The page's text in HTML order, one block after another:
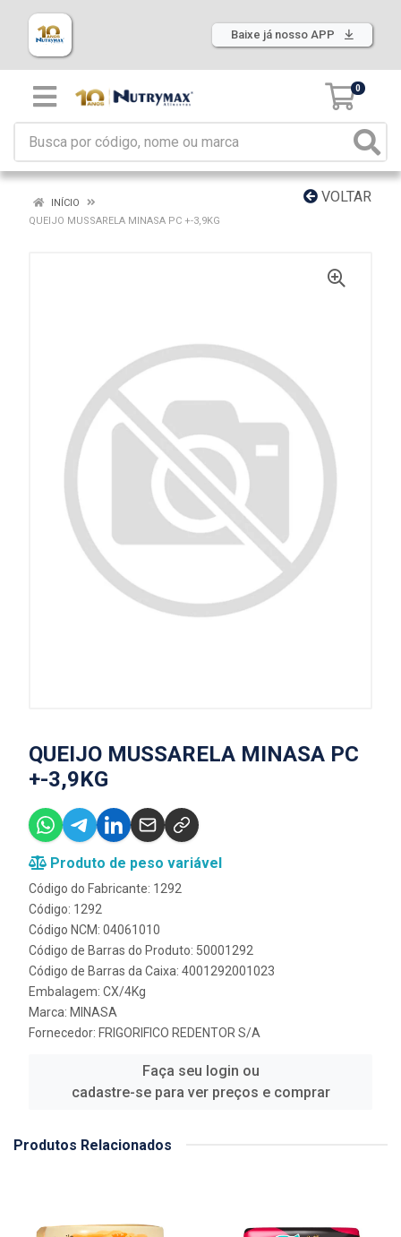
Baixe já nosso APP
0
VOLTAR
INÍCIO
QUEIJO MUSSARELA MINASA PC +-3,9KG
QUEIJO MUSSARELA MINASA PC
+-3,9KG
Produto de peso variável
Código do Fabricante: 1292
Código: 1292
Código NCM: 04061010
Código de Barras do Produto: 50001292
Código de Barras da Caixa: 4001292001023
Embalagem: CX/4Kg
Marca: MINASA
Fornecedor: FRIGORIFICO REDENTOR S/A
Faça seu login ou
cadastre-se para ver preços e comprar
Produtos Relacionados